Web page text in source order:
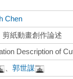
Chen
剪紙動畫創作論述
Description of
、郭世謀